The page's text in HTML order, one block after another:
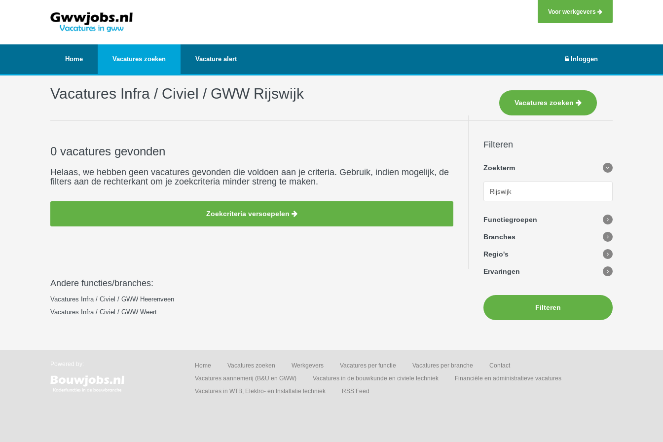
Voor werkgevers
Home Vacatures zoeken Vacature alert Inloggen
Vacatures Infra / Civiel / GWW Rijswijk
Vacatures zoeken
0 vacatures gevonden
Helaas, we hebben geen vacatures gevonden die voldoen aan je criteria. Gebruik, indien mogelijk, de
filters aan de rechterkant om je zoekcriteria minder streng te maken.
Zoekcriteria versoepelen
Andere functies/branches:
Vacatures Infra / Civiel / GWW Heerenveen
Vacatures Infra / Civiel / GWW Weert
Filteren
Zoekterm
Functiegroepen
Branches
Regio's
Ervaringen
Filteren
Powered by: Home Vacatures zoeken Werkgevers Vacatures per functie Vacatures per branche
Contact
Vacatures aannemerij (B&U en GWW)
Vacatures in de bouwkunde en civiele techniek
Financiële en administratieve vacatures
Vacatures in WTB, Elektro- en Installatie techniek
RSS Feed